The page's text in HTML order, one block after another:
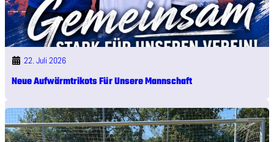
22. Juli 2026
Neue Aufwärmtrikots Für Unsere Mannschaft